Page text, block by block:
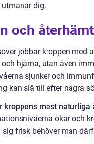
utmanar dig.
och
jobbar kroppen med
och hjärna, utan även
sjunker och
kan slå till efter några
kroppens mest naturliga
ökar och
sig frisk behöver man